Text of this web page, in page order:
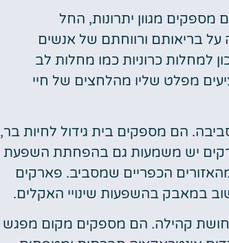
מספקים מגוון יתרונות, החל
על בריאותם ורווחתם של אנשים
למחלות כרוניות כמו מחלות לב
מפלט שליו מהלחצים של חיי
הם מספקים בית גידול לחיות בר,
יש משמעות גם בהפחתת השפעת
הכפריים שמסביב. פארקים
במאבק בהשפעות שינויי האקלים.
תחושת קהילה. הם מספקים מקום מפגש